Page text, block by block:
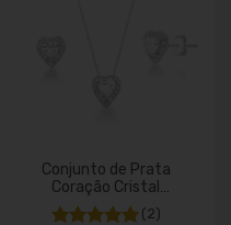
Conjunto de Prata
Coração Cristal
Cravejado (2)